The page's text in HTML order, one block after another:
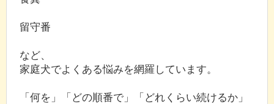
留守番
など、
家庭犬でよくある悩みを網羅しています。
「何を」「どの順番で」「どれくらい続けるか」